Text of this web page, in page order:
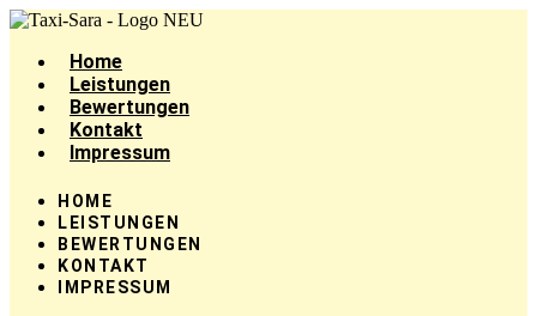
Zum
springen Home
Leistungen
Bewertungen
Kontakt
Impressum
HOME
LEISTUNGEN
BEWERTUNGEN
KONTAKT
IMPRESSUM